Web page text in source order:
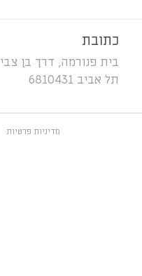
כתובת
בית פנורמה, דרך בן צבי 84
תל אביב 6810431
מדיניות פרטיות